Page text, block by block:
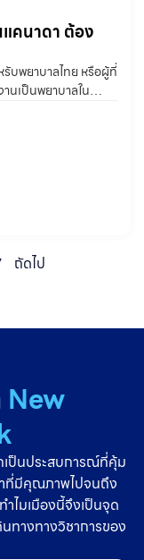
แคนาดา ต้อง
บพยาบาลไทย หรือผู้ที่
นเป็นพยาบาลใน
หน?
ถัดไป
New
เป็นประสบการณ์ที่คุ้ม
ที่มีคุณภาพไปจนถึง
ไมเมืองนี้จึงเป็นจุด
ทางทางวิชาการของ